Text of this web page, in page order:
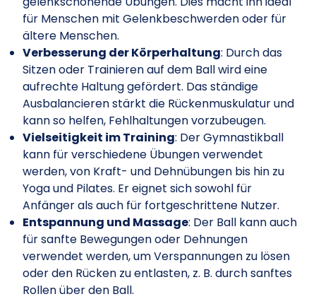
für Menschen mit Gelenkbeschwerden oder für
ältere Menschen.
Verbesserung der Körperhaltung: Durch das
Sitzen oder Trainieren auf dem Ball wird eine
aufrechte Haltung gefördert. Das ständige
Ausbalancieren stärkt die Rückenmuskulatur und
kann so helfen, Fehlhaltungen vorzubeugen.
Vielseitigkeit im Training: Der Gymnastikball
kann für verschiedene Übungen verwendet
werden, von Kraft- und Dehnübungen bis hin zu
Yoga und Pilates. Er eignet sich sowohl für
Anfänger als auch für fortgeschrittene Nutzer.
Entspannung und Massage: Der Ball kann auch
für sanfte Bewegungen oder Dehnungen
verwendet werden, um Verspannungen zu lösen
oder den Rücken zu entlasten, z. B. durch sanftes
Rollen über den Ball.